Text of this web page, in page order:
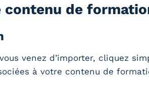
de
venez d’importer, cliquez
à votre contenu de